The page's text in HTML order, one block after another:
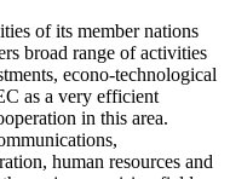
of its member nations
broad range of activities
econo-technological
as a very efficient
in this area.
human resources and